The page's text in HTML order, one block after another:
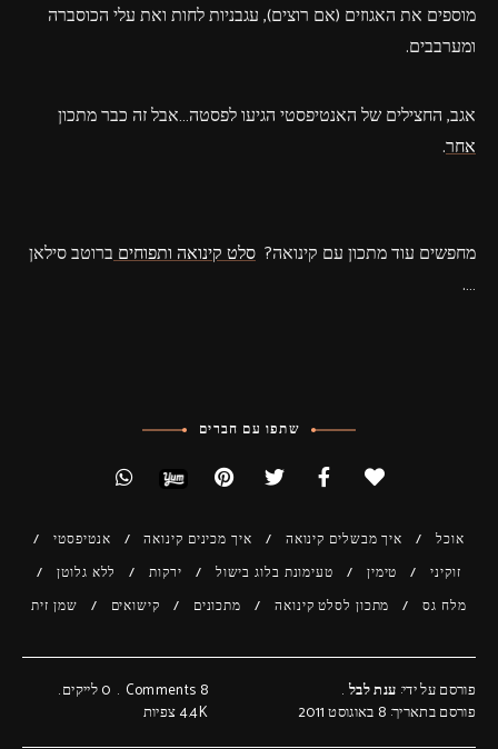
מוספים את האגוזים (אם רוצים), עגבניות לחות ואת עלי הכוסברה
ומערבבים.
אגב, החצילים של האנטיפסטי הגיעו לפסטה…אבל זה כבר מתכון
אחר.
מחפשים עוד מתכון עם קינואה? סלט קינואה ותפוחיםברוטב סילאן
….
שתפו עם חברים
אוכל איך מבשלים קינואה איך מכינים קינואה
אנטיפסטי
זוקיני
טימין טעימונת בלוג בישול ירקות
ללא גלוטן
מלח גס
מתכון לסלט קינואה מתכונים קישואים שמן זית
פורסם על ידי: ענת לבל
פורסם בתאריך: 8 באוגוסט 2011
8 Comments
0לייקים
4.4Kצפיות